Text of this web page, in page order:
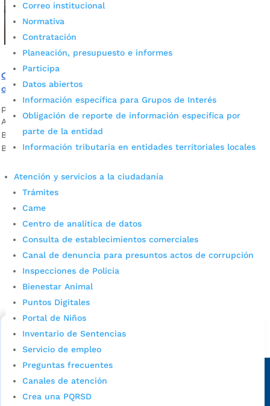
Correo institucional
Normativa
Contratación
Planeación, presupuesto e informes
Participa
Datos abiertos
Información específica para Grupos de Interés
Obligación de reporte de información específica por
parte de la entidad
Información tributaria en entidades territoriales locales
Atención y servicios a la ciudadanía
Trámites
Came
Centro de analítica de datos
Consulta de establecimientos comerciales
Canal de denuncia para presuntos actos de corrupción
Inspecciones de Policía
Bienestar Animal
Puntos Digitales
Portal de Niños
Inventario de Sentencias
Servicio de empleo
Preguntas frecuentes
Canales de atención
Crea una PQRSD
Oficina del Sisbén se traslada a un nuevo lugar a partir
de noviembre
por
A partir del 3 de noviembre la Oficina del Sisbén de
Bucaramanga atenderá en el sector del Centro (Parque de
Bolívar).
Cupos Escolares Bucaramanga 2022
Consulta aqui los pasos para inscribirse y solicitar un
cupo escolar en los colegios oficiales de
Bucaramanga.
Alcaldía de Bucaramanga
Sede principal